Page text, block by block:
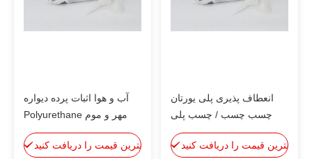
انعطاف پذیری پلی یورتان
چسب چسب / چسب پلی
اورتان مهر و موم
بهترین قیمت را دریافت کنید
آب و هوا اثبات پرده دیواره
مهر و موم Polyurethane
چسب چسب یک جزء
بهترین قیمت را دریافت کنید